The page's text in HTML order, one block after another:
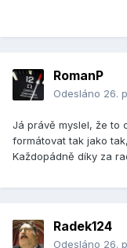
RomanP
Odesláno 26.
Já právě myslel, že to
formátovat tak jako
Každopádně díky za
Radek124
Odesláno 26.